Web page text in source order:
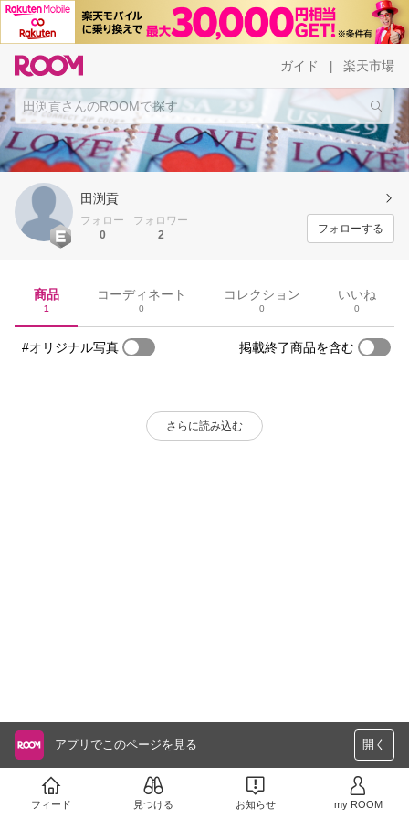
ガイド 楽天市場
田渕貢
フォロー
0
フォロワー
2
フォローする
商品
1
コーディネート
0
コレクション
0
いいね
0
#オリジナル写真 掲載終了商品を含む
さらに読み込む
アプリでこのページを見る 開く
フィード 見つける お知らせ my ROOM